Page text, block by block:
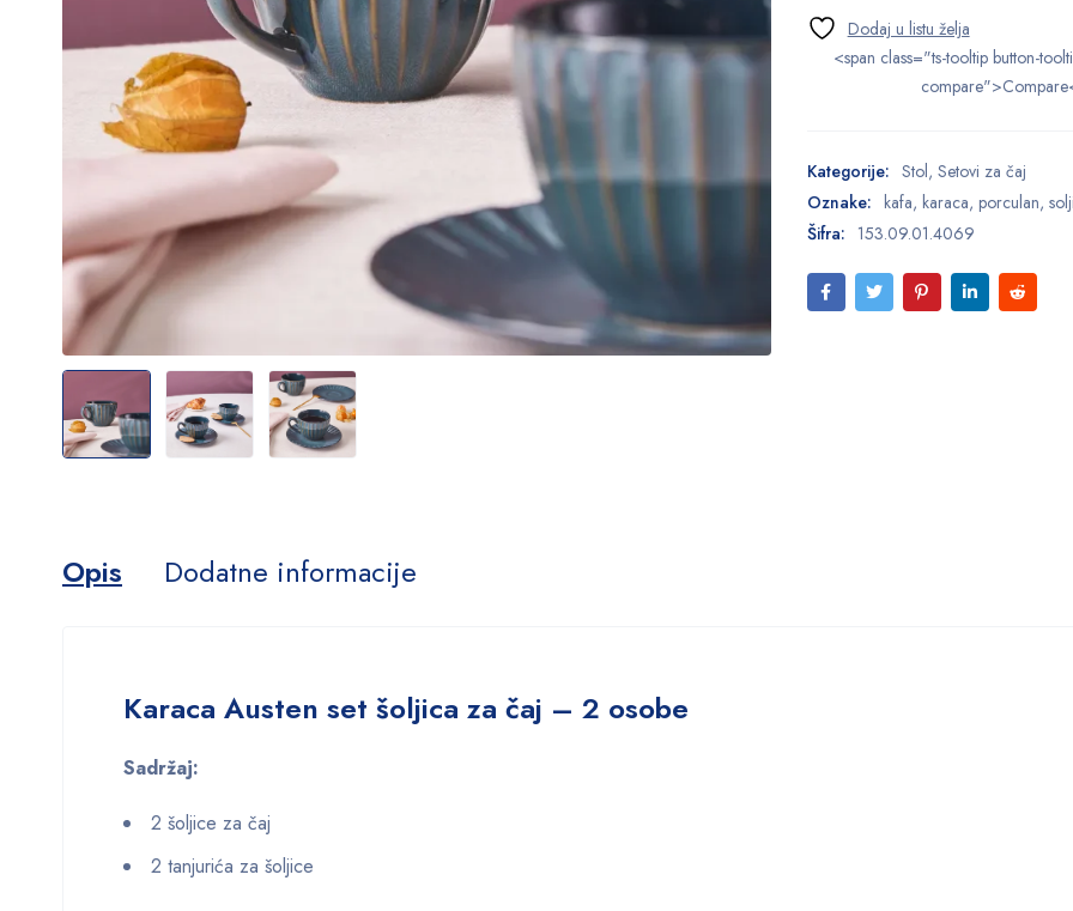
<span class="ts-tooltip button-
Kategorije: Stol, Setovi za čaj
Oznake: kafa, karaca, porculan,
Šifra: 153.09.01.4069
Opis Dodatne informacije
Karaca Austen set šoljica za čaj – 2 osobe
Sadržaj:
2 šoljice za čaj
2 tanjurića za šoljice